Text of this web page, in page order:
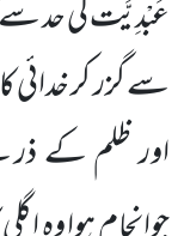
عَبْدِیَّت کی حد سے
سے گزر کر خدائی
اور ظلم کے